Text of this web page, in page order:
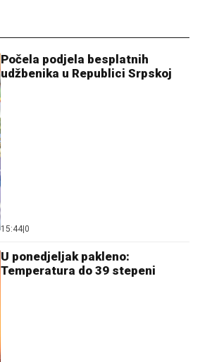
Počela podjela besplatnih
udžbenika u Republici Srpskoj
15:44|0
U ponedjeljak pakleno:
Temperatura do 39 stepeni